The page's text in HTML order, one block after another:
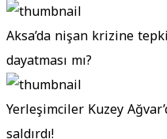
Aksa’da nişan krizine
dayatması mı?
Yerleşimciler Kuzey
saldırdı!